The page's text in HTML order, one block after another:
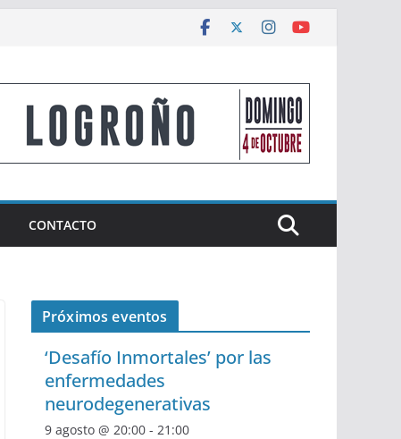
CONTACTO
Próximos eventos
‘Desafío Inmortales’ por las
enfermedades
neurodegenerativas
9 agosto @ 20:00 - 21:00